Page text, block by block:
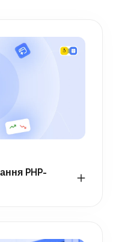
PHP-